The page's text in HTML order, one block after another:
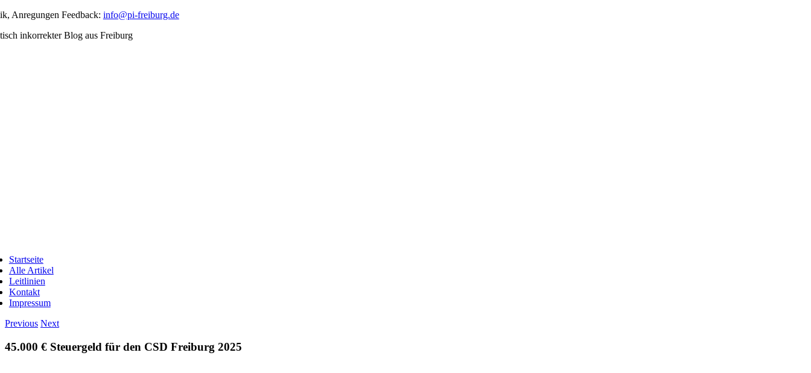
Skip
content
Anregungen Feedback: info@pi-freiburg.de
inkorrekter Blog aus Freiburg
Startseite
Alle Artikel
Leitlinien
Kontakt
Impressum
Previous Next
45.000 € Steuergeld für den CSD Freiburg 2025